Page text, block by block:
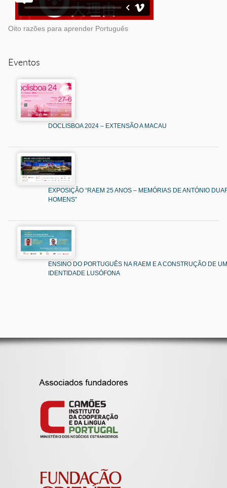
Oito razões para aprender Português
Eventos
DOCLISBOA 2024 – EXTENSÃO A MACAU
EXPOSIÇÃO “RAEM 25 ANOS – MEMÓRIAS DE ANTÓNIO
HOMENS”
ENSINO DO PORTUGUÊS NA RAEM E A CONSTRUÇÃO DE
IDENTIDADE LUSÓFONA